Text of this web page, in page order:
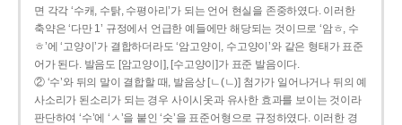
면 각각 ‘수캐, 수탉, 수평아리’가 되는 언어 현실을 존중하였다. 이러한
축약은 ‘다만 1’ 규정에서 언급한 예들에만 해당되는 것이므로 ‘암ㅎ, 수
ㅎ’에 ‘고양이’가 결합하더라도 ‘암고양이, 수고양이’와 같은 형태가 표준
어가 된다. 발음도 [암고양이], [수고양이]가 표준 발음이다.
② ‘수’와 뒤의 말이 결합할 때, 발음상 [ㄴ(ㄴ)] 첨가가 일어나거나 뒤의 예
사소리가 된소리가 되는 경우 사이시옷과 유사한 효과를 보이는 것이라
판단하여 ‘수’에 ‘ㅅ’을 붙인 ‘숫’을 표준어형으로 규정하였다. 이러한 경